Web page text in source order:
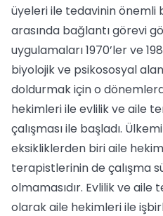
üyeleri ile tedavinin önemli
arasında bağlantı görevi
uygulamaları 1970’ler ve
biyolojik ve psikososyal
doldurmak için o
hekimleri ile evlilik ve aile
çalışması ile başladı.
eksikliklerden biri aile
terapistlerinin de çalışma
olmamasıdır. Evlilik ve
olarak aile hekimleri ile